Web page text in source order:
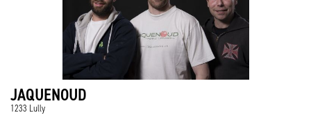
JAQUENOUD
1233 Lully